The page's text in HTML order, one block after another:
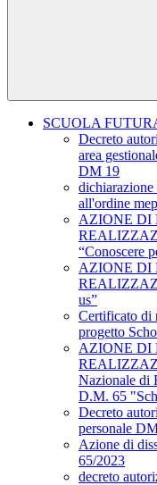
SCUOLA
Decreto
area
DM 19
all'ordine
AZIONE DI
“Conoscere
AZIONE DI
us”
Certificato di
progetto
AZIONE DI
Nazionale di
D.M. 65
Decreto
personale
Azione di
65/2023
decreto